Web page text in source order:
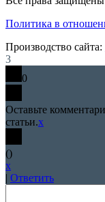
Политика в
Производство сайта:
3
0
Оставьте
статьи.x
()
x
| Ответить